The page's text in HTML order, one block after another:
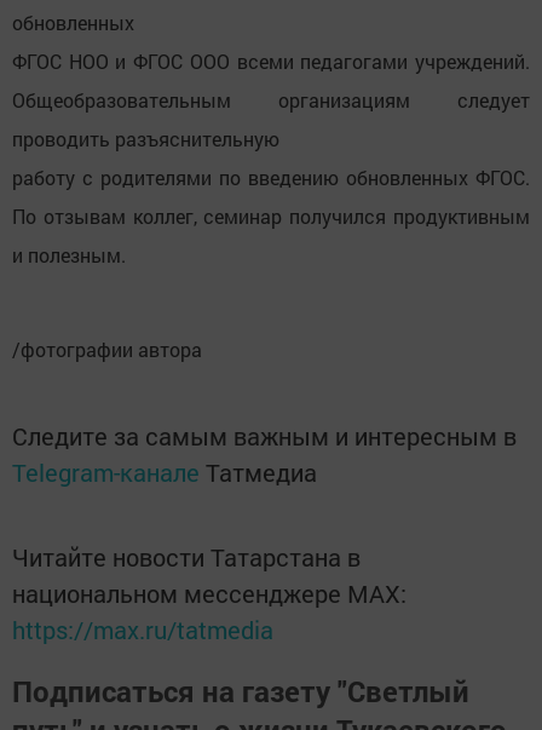
обновленных
ФГОС НОО и ФГОС ООО всеми педагогами учреждений.
Общеобразовательным организациям следует
проводить разъяснительную
работу с родителями по введению обновленных ФГОС.
По отзывам коллег, семинар получился продуктивным
и полезным.
/фотографии автора
Следите за самым важным и интересным в
Telegram-канале Татмедиа
Читайте новости Татарстана в
национальном мессенджере MАХ:
https://max.ru/tatmedia
Подписаться на газету "Светлый